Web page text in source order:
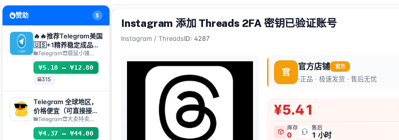
赞助 5
🔥🔥推荐Telegram美国
🇺🇸+1精养稳定成品号
（包登录成功使用）api
接码手机电脑都可登录 ❗️
使用教程请看详情
Telegram 顺鼠小铺…
¥5.18 – ¥12.80
315
Telegram 全球地区，
价格便宜（可直接接码
登入/TDATA/JSON
.SESSION）
Telegram 大卖特卖…
¥4.37 – ¥44.00
Instagram 添加 Threads 2FA 密钥已验证账号
Instagram / ThreadsID: 4287
官
官方店铺 官方
正品 · 极速发货 · 售后无忧
¥5.41
库存
0
售后
1 小时